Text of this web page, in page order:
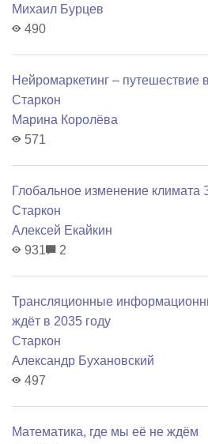
Михаил Бурцев
490
Нейромаркетинг – путешествие
Старкон
Марина Королёва
571
Глобальное изменение климата
Старкон
Алексей Екайкин
931
2
Трансляционные
ждёт в 2035 году
Старкон
Александр Бухановский
497
Математика, где мы её не ждём